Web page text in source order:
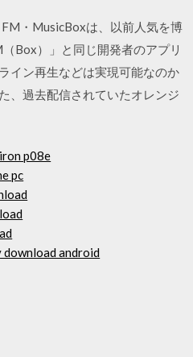
・MusicBoxは、以前人気を博
Box）」と同じ開発者のアプリ
イン再生などは実現可能なのか
、過去配信されていたオレンジ
p08e
pc
download android